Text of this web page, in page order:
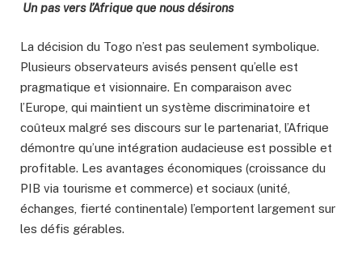
Un pas vers l’Afrique que nous désirons
La décision du Togo n’est pas seulement symbolique.
Plusieurs observateurs avisés pensent qu’elle est
pragmatique et visionnaire. En comparaison avec
l’Europe, qui maintient un système discriminatoire et
coûteux malgré ses discours sur le partenariat, l’Afrique
démontre qu’une intégration audacieuse est possible et
profitable. Les avantages économiques (croissance du
PIB via tourisme et commerce) et sociaux (unité,
échanges, fierté continentale) l’emportent largement sur
les défis gérables.